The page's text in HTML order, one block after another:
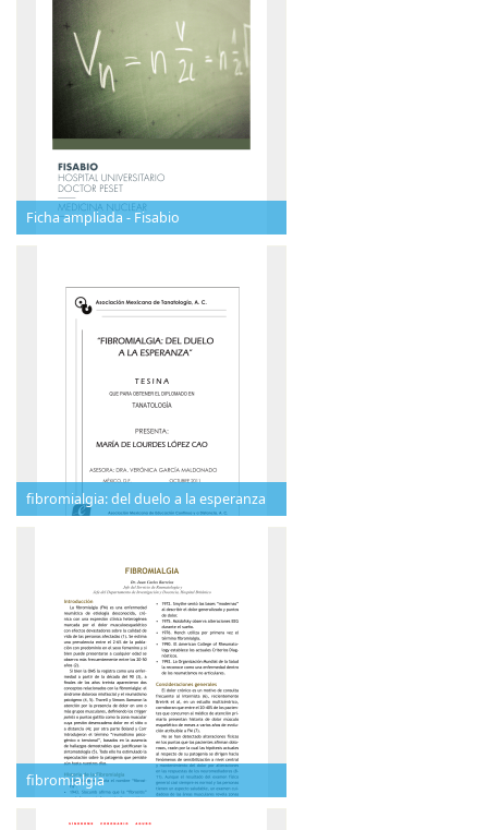
Ficha ampliada - Fisabio
fibromialgia: del duelo a la esperanza
fibromialgia